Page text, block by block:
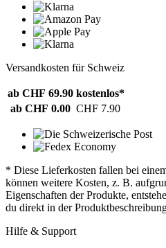
Versandkosten für Schweiz
ab CHF 69.90 kostenlos*
ab CHF 0.00 CHF 7.90
* Diese Lieferkosten fallen bei
können weitere Kosten, z. B.
Eigenschaften der Produkte,
du direkt in der
Hilfe & Support